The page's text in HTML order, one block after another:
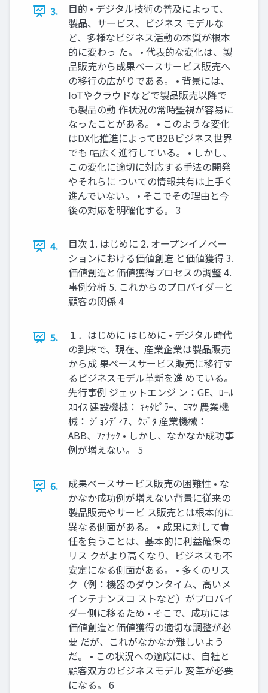
3.
目的 • デジタル技術の普及によって、
製品、サービス、ビジネス モデルな
ど、多様なビジネス活動の本質が根本
的に変わっ た。 • 代表的な変化は、製
品販売から成果ベースサービス販売へ
の移行の広がりである。 • 背景には、
IoTやクラウドなどで製品販売以降で
も製品の動 作状況の常時監視が容易に
なったことがある。 • このような変化
はDX化推進によってB2Bビジネス世界
でも 幅広く進行している。 • しかし、
この変化に適切に対応する手法の開発
やそれらに ついての情報共有は上手く
進んでいない。 • そこでその理由と今
後の対応を明確化する。 3
4.
目次 1. はじめに 2. オープンイノベー
ションにおける価値創造 と価値獲得 3.
価値創造と価値獲得プロセスの調整 4.
事例分析 5. これからのプロバイダーと
顧客の関係 4
5.
１．はじめに はじめに • デジタル時代
の到来で、現在、産業企業は製品販売
から成 果ベースサービス販売に移行す
るビジネスモデル革新を進 めている。
先行事例 ジェットエンジ ン：GE、ﾛｰﾙ
ｽﾛｲｽ 建設機械： ｷｬﾀﾋﾟﾗｰ、ｺﾏﾂ 農業機
械： ｼﾞｮﾝﾃﾞｨｱ、ｸﾎﾞﾀ 産業機械：
ABB、ﾌｧﾅｯｸ • しかし、なかなか成功事
例が増えない。 5
6.
成果ベースサービス販売の困難性 • な
かなか成功例が増えない背景に従来の
製品販売やサービ ス販売とは根本的に
異なる側面がある。 • 成果に対して責
任を負うことは、基本的に利益確保の
リス クがより高くなり、ビジネスも不
安定になる側面がある。 • 多くのリス
ク（例：機器のダウンタイム、高いメ
インテナンスコ ストなど）がプロバイ
ダー側に移るため • そこで、成功には
価値創造と価値獲得の適切な調整が必
要 だが、これがなかなか難しいよう
だ。 • この状況への適応には、自社と
顧客双方のビジネスモデル 変革が必要
になる。 6